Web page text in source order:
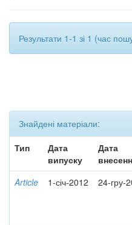
Результати 1-1 зі 1 (час
Знайдені матеріали:
Тип
Дата
випуску
Дата
Article 1-січ-2012 24-гру-